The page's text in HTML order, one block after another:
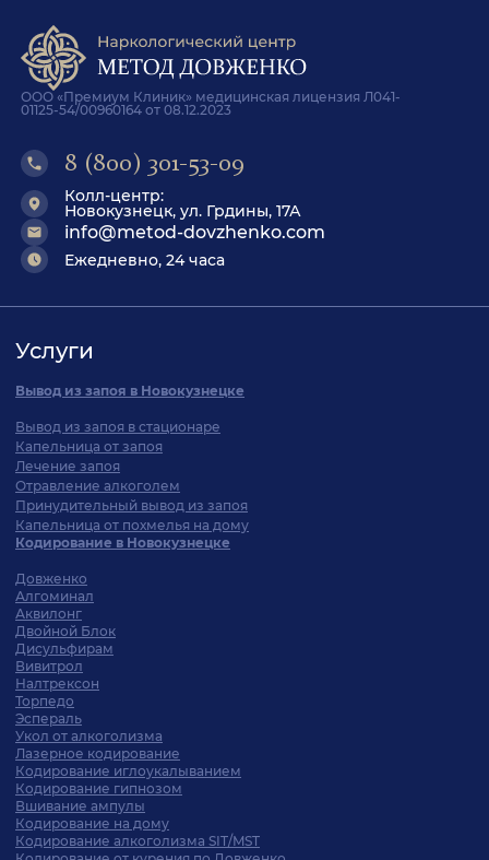
ООО «Премиум Клиник» медицинская лицензия Л041-
01125-54/00960164 от 08.12.2023
8 (800) 301-53-09
Колл-центр:
Новокузнецк, ул. Грдины, 17А
info@metod-dovzhenko.com
Ежедневно, 24 часа
Услуги
Вывод из запоя в Новокузнецке
Вывод из запоя в стационаре
Капельница от запоя
Лечение запоя
Отравление алкоголем
Принудительный вывод из запоя
Капельница от похмелья на дому
Кодирование в Новокузнецке
Довженко
Алгоминал
Аквилонг
Двойной Блок
Дисульфирам
Вивитрол
Налтрексон
Торпедо
Эспераль
Укол от алкоголизма
Лазерное кодирование
Кодирование иглоукалыванием
Кодирование гипнозом
Вшивание ампулы
Кодирование на дому
Кодирование алкоголизма SIT/MST